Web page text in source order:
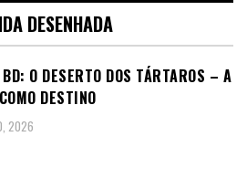
DESENHADA
O DESERTO DOS TÁRTAROS – A
DESTINO
2026